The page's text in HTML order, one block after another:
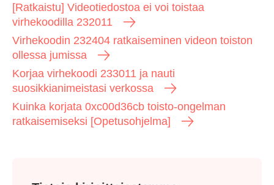
[Ratkaistu] Videotiedostoa ei voi toistaa
virhekoodilla 232011
Virhekoodin 232404 ratkaiseminen videon toiston
ollessa jumissa
Korjaa virhekoodi 233011 ja nauti
suosikkianimeistasi verkossa
Kuinka korjata 0xc00d36cb toisto-ongelman
ratkaisemiseksi [Opetusohjelma]